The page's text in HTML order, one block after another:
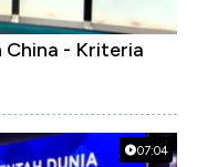
China - Kriteria
07:04